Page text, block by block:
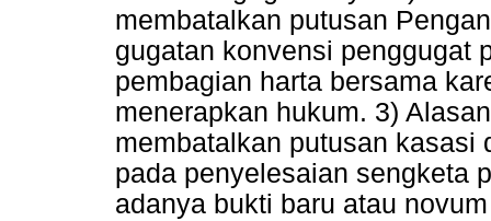
membatalkan putusan
gugatan konvensi penggugat
pembagian harta bersama
menerapkan hukum. 3)
membatalkan putusan kasasi
pada penyelesaian sengketa
adanya bukti baru atau novum